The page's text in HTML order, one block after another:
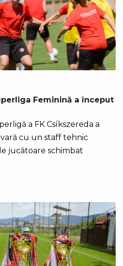
Feminină a început
a FK Csíkszereda a
cu un staff tehnic
jucătoare schimbat